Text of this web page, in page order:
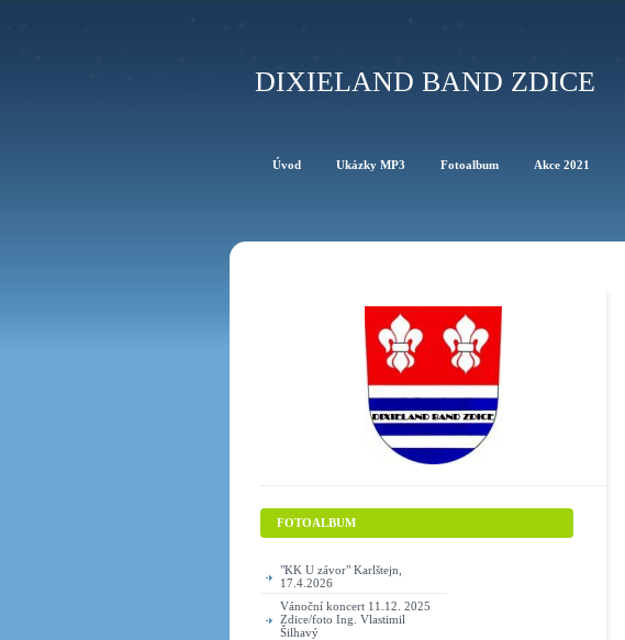
DIXIELAND BAND ZDICE
Úvod Ukázky MP3 Fotoalbum Akce 2021
FOTOALBUM
"KK U závor" Karlštejn,
17.4.2026
Vánoční koncert 11.12. 2025
Zdice/foto Ing. Vlastimil
Šilhavý